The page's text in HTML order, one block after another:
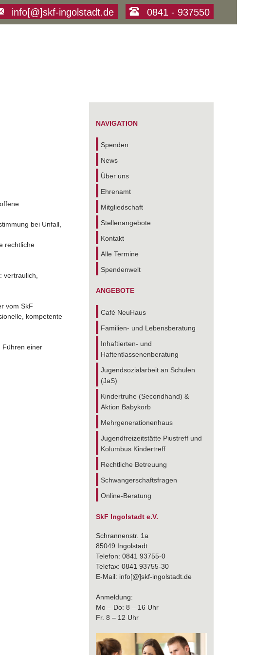
0841 - 937550
info[@]skf-ingolstadt.de
bei Unfall,
rechtliche
vom SkF
kompetente
Führen einer
NAVIGATION
Spenden
News
Über uns
Ehrenamt
Mitgliedschaft
Stellenangebote
Kontakt
Alle Termine
Spendenwelt
ANGEBOTE
Café NeuHaus
Familien- und Lebensberatung
Inhaftierten- und
Haftentlassenenberatung
Jugendsozialarbeit an Schulen
(JaS)
Kindertruhe (Secondhand) &
Aktion Babykorb
Mehrgenerationenhaus
Jugendfreizeitstätte Piustreff und
Kolumbus Kindertreff
Rechtliche Betreuung
Schwangerschaftsfragen
Online-Beratung
SkF Ingolstadt e.V.
Schrannenstr. 1a
85049 Ingolstadt
Telefon: 0841 93755-0
Telefax: 0841 93755-30
E-Mail: info[@]skf-ingolstadt.de
Anmeldung:
Mo – Do: 8 – 16 Uhr
Fr. 8 – 12 Uhr